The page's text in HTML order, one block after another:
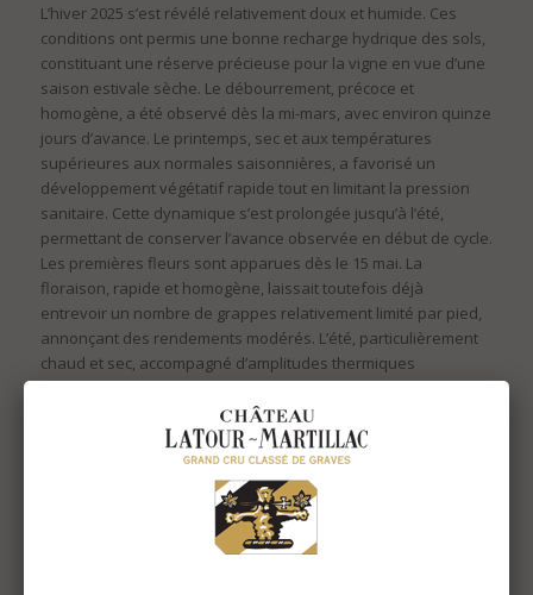
L’hiver 2025 s’est révélé relativement doux et humide. Ces
conditions ont permis une bonne recharge hydrique des sols,
constituant une réserve précieuse pour la vigne en vue d’une
saison estivale sèche. Le débourrement, précoce et
homogène, a été observé dès la mi-mars, avec environ quinze
jours d’avance. Le printemps, sec et aux températures
supérieures aux normales saisonnières, a favorisé un
développement végétatif rapide tout en limitant la pression
sanitaire. Cette dynamique s’est prolongée jusqu’à l’été,
permettant de conserver l’avance observée en début de cycle.
Les premières fleurs sont apparues dès le 15 mai. La
floraison, rapide et homogène, laissait toutefois déjà
entrevoir un nombre de grappes relativement limité par pied,
annonçant des rendements modérés. L’été, particulièrement
chaud et sec, accompagné d’amplitudes thermiques
marquées, a freiné le grossissement des baies tout en
favorisant une belle concentration des raisins et la précision
aromatique des blancs. Quelques pluies fin août ont apporté
une respiration bienvenue, évitant un stress hydrique
excessif et permettant une maturation régulière jusqu’aux